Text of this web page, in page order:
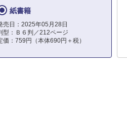
紙書籍
売日：2025年05月28日
型：Ｂ６判／212ページ
価：759円（本体690円＋税）